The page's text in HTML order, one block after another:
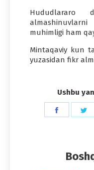
Hududlararo
muhimligi ham
Mintaqaviy kun
yuzasidan fikr
Ushbu
Share